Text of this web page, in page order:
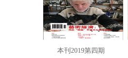
本刊2019第四期